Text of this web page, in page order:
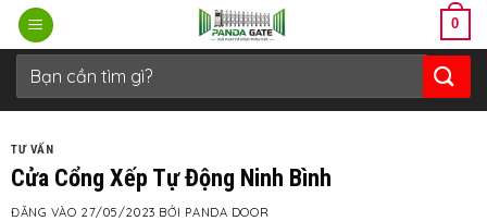
Bỏ
qua
dung
0
Tìm
kiếm:
TƯ VẤN
Cửa Cổng Xếp Tự Động Ninh Bình
ĐĂNG VÀO 27/05/2023 BỞI PANDA DOOR